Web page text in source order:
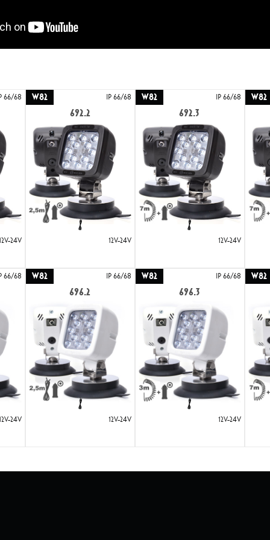
66/68
24V
W82 IP 66/68
692.2
12V-24V
W82 IP 66/68
692.3
12V-24V
W82
66/68
24V
W82 IP 66/68
696.2
12V-24V
W82 IP 66/68
696.3
12V-24V
W82